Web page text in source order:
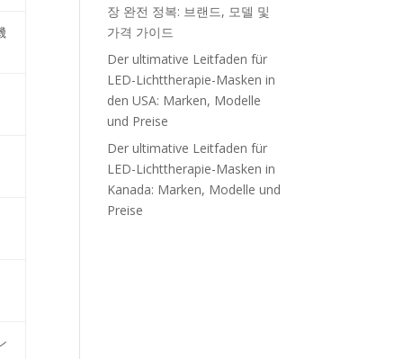
장 완전 정복: 브랜드, 모델 및
가격 가이드
Der ultimative Leitfaden für
LED-Lichttherapie-Masken in
den USA: Marken, Modelle
und Preise
Der ultimative Leitfaden für
LED-Lichttherapie-Masken in
Kanada: Marken, Modelle und
Preise